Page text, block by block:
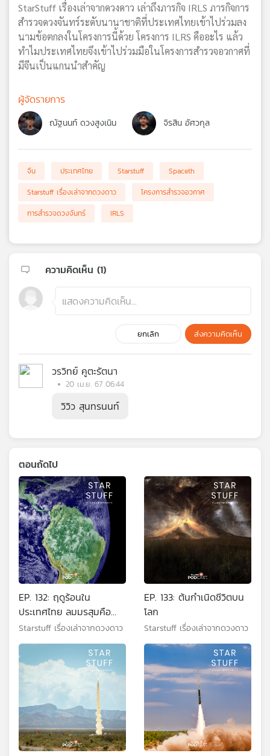
ข่าย
StarStuff เรื่องเล่าจากดวงดาว เล่าถึงภารกิจ IRLS ภารกิจการ
สำรวจดวงจันทร์ระดับนานาชาติที่ประเทศไทยเข้าไปร่วมลง
นามข้อตกลงในโครงการนี้ด้วย โครงการ ILRS คืออะไร แล้ว
ทำไมประเทศไทยจึงเข้าไปร่วมมือในโครงการสำรวจอวกาศที่
มีจีนเป็นแกนนำสำคัญ
ผู้จัดรายการ
ณัฐนนท์ ดวงสูงเนิน จิรสิน อัศวกุล
จีน ประเทศไทย Starstuff
Spaceth
Starstuff เรื่องเล่าจากดวงดาว
โครงการสำรวจอวกาศ
การสำรวจดวงจันทร์
IRLS
ความคิดเห็น (1)
ยกเลิก ส่งความคิดเห็น
วรวิทย์ คูตะรัตนา
20 เม.ย. 67 06:44
วิวิว สุนทรนนท์
ตอนถัดไป
EP. 132: ฤดูร้อนใน
ประเทศไทย ลมมรสุมคือ
อะไร?
Starstuff เรื่องเล่าจากดวงดาว
EP. 133: ต้นกำเนิดชีวิตบน
โลก
Starstuff เรื่องเล่าจากดวงดาว